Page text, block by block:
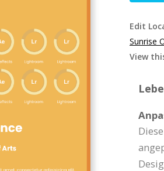
Edit
Sunrise
View